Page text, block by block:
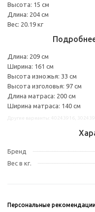
Высота: 15 см
Длина: 204 см
Вес: 20.19 кг
Длина: 209 см
Ширина: 161 см
Высота изножья: 33 см
Высота изголовья: 97 см
Длина матраса: 200 см
Ширина матраса: 140 см
Бренд
Вес в кг.
Персональные